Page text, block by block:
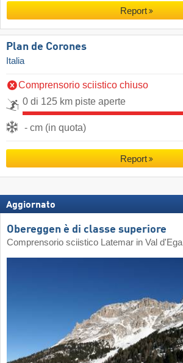
Report
Plan de Corones
Italia
Comprensorio sciistico chiuso
0 di 125 km piste aperte
- cm (in quota)
Report
Aggiornato
Obereggen è di classe superiore
Comprensorio sciistico Latemar in Val d'Ega